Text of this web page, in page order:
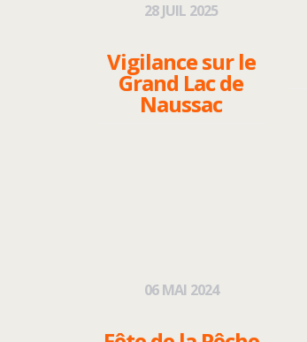
28 JUIL 2025
Vigilance sur le
Grand Lac de
Naussac
06 MAI 2024